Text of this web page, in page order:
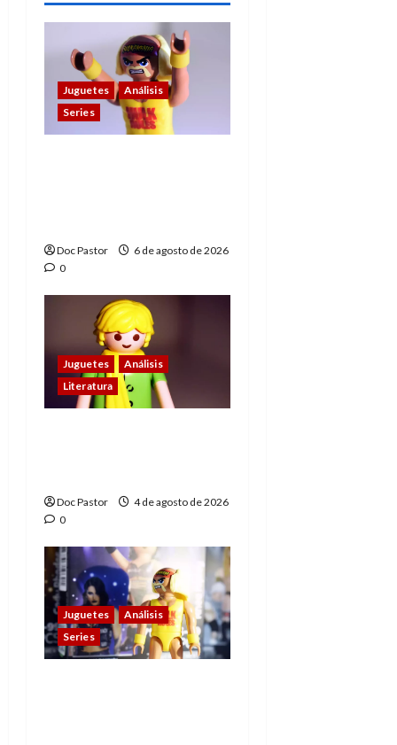
Juguetes
Análisis
Series
Doc Pastor
6 de agosto de 2026
0
Juguetes
Análisis
Literatura
Doc Pastor
4 de agosto de 2026
0
Juguetes
Análisis
Series